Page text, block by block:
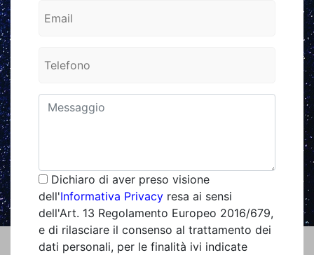
Dichiaro di aver preso visione
dell'Informativa Privacy resa ai sensi
dell'Art. 13 Regolamento Europeo 2016/679,
e di rilasciare il consenso al trattamento dei
dati personali, per le finalità ivi indicate